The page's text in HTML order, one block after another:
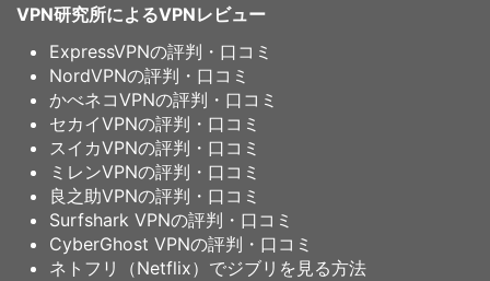
VPN研究所によるVPNレビュー
ExpressVPNの評判・口コミ
NordVPNの評判・口コミ
かべネコVPNの評判・口コミ
セカイVPNの評判・口コミ
スイカVPNの評判・口コミ
ミレンVPNの評判・口コミ
良之助VPNの評判・口コミ
Surfshark VPNの評判・口コミ
CyberGhost VPNの評判・口コミ
ネトフリ（Netflix）でジブリを見る方法